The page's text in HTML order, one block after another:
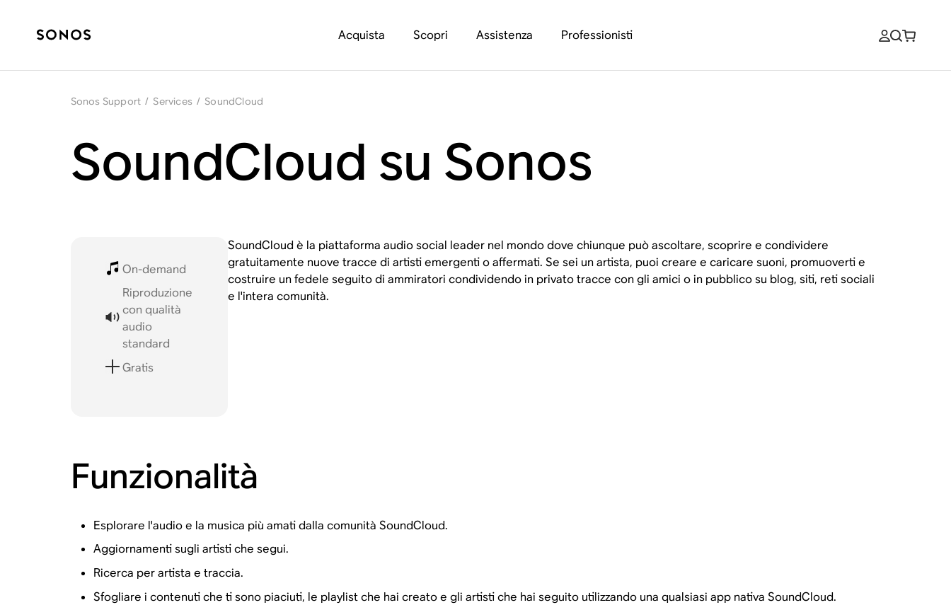
Acquista Scopri Assistenza Professionisti
Sonos Support / Services / SoundCloud
SoundCloud su Sonos
On-demand
Riproduzione
con qualità
audio
standard
Gratis
SoundCloud è la piattaforma audio social leader nel mondo dove chiunque può ascoltare, scoprire e condividere
gratuitamente nuove tracce di artisti emergenti o affermati. Se sei un artista, puoi creare e caricare suoni, promuoverti e
costruire un fedele seguito di ammiratori condividendo in privato tracce con gli amici o in pubblico su blog, siti, reti sociali
e l'intera comunità.
Funzionalità
Esplorare l'audio e la musica più amati dalla comunità SoundCloud.
Aggiornamenti sugli artisti che segui.
Ricerca per artista e traccia.
Sfogliare i contenuti che ti sono piaciuti, le playlist che hai creato e gli artisti che hai seguito utilizzando una qualsiasi app nativa SoundCloud.